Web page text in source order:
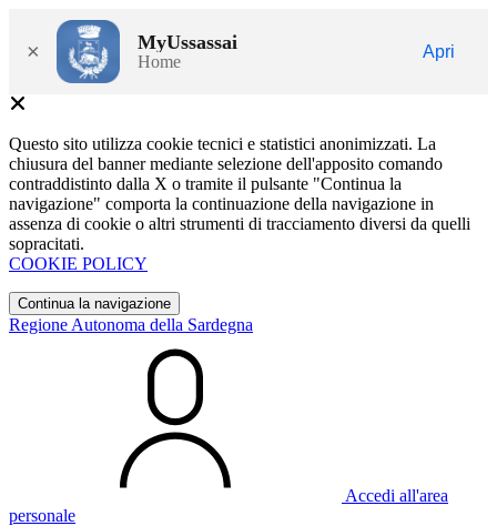
× MyUssassai
Home
Apri
Questo sito utilizza cookie tecnici e statistici anonimizzati. La
chiusura del banner mediante selezione dell'apposito comando
contraddistinto dalla X o tramite il pulsante "Continua la
navigazione" comporta la continuazione della navigazione in
assenza di cookie o altri strumenti di tracciamento diversi da quelli
sopracitati.
COOKIE POLICY
Continua la navigazione
Regione Autonoma della Sardegna
Accedi all'area
personale